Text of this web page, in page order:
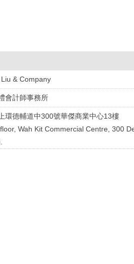
& Company
會計師事務所
環德輔道中300號華傑商業中心13樓
Wah Kit Commercial Centre, 300